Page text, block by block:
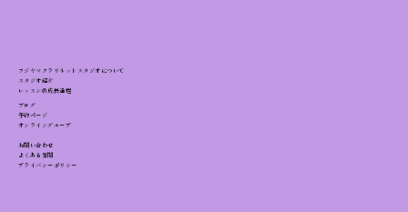
フジヤマクラリネットスタジオについて
スタジオ紹介
レッスンの成長過程
ブログ
予約ページ
オンライングループ
お問い合わせ
よくある質問
プライバシーポリシー